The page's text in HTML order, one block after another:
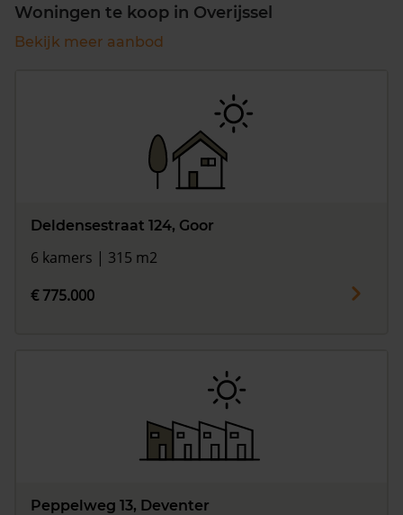
Woningen te koop in Overijssel
Bekijk meer aanbod
Deldensestraat 124, Goor
6 kamers | 315 m2
€ 775.000
Peppelweg 13, Deventer